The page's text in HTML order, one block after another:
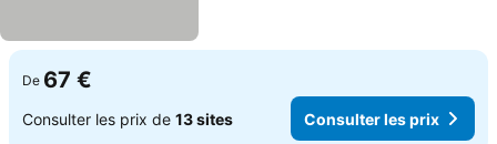
De 67 €
Consulter les prix de 13 sites Consulter les prix